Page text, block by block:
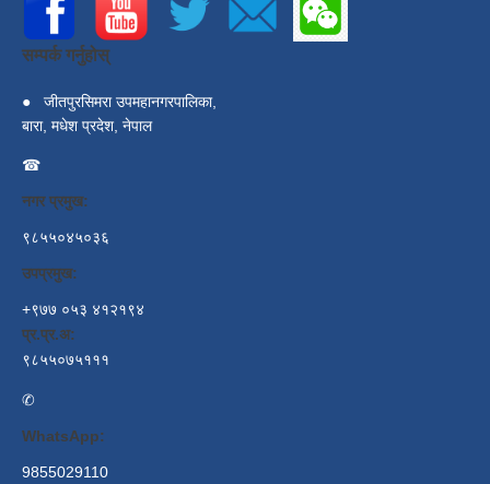
सम्पर्क गर्नुहोस्
●
जीतपुरसिमरा उपमहानगरपालिका,
बारा, मधेश प्रदेश, नेपाल
☎
नगर प्रमुख:
९८५५०४५०३६
उपप्रमुख:
+९७७ ०५३ ४१२१९४
प्र.प्र.अ:
९८५५०७५१११
✆
WhatsApp:
9855029110